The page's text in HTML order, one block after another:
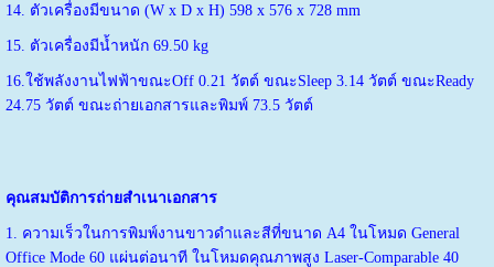
14. ตัวเครื่องมีขนาด (W x D x H) 598 x 576 x 728 mm
15. ตัวเครื่องมีน้ำหนัก 69.50 kg
16.ใช้พลังงานไฟฟ้าขณะOff 0.21 วัตต์ ขณะSleep 3.14 วัตต์ ขณะReady
24.75 วัตต์ ขณะถ่ายเอกสารและพิมพ์ 73.5 วัตต์
คุณสมบัติการถ่ายสำเนาเอกสาร
1. ความเร็วในการพิมพ์งานขาวดำและสีที่ขนาด A4 ในโหมด General
Office Mode 60 แผ่นต่อนาที ในโหมดคุณภาพสูง Laser-Comparable 40